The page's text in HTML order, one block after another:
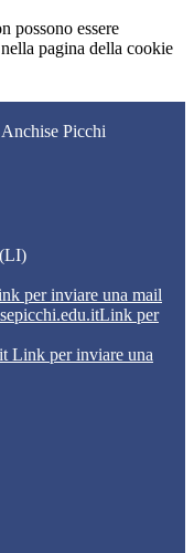
possono essere
pagina della cookie
Picchi
per inviare una mail
Link per
Link per inviare una